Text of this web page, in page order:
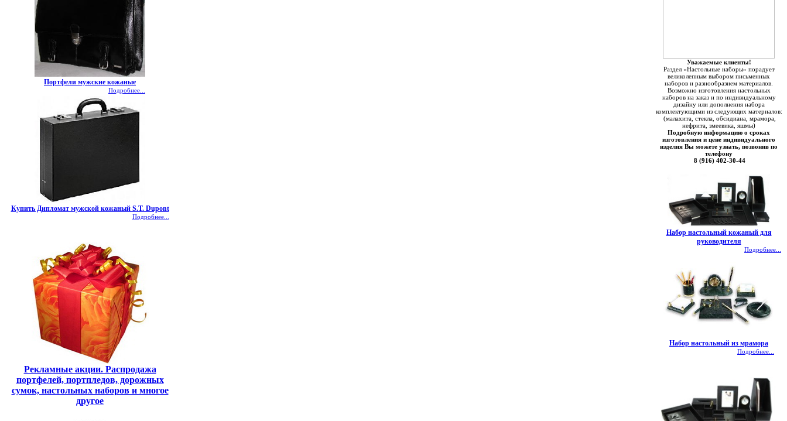
Портфели мужские кожаные
Подробнее...
Купить Дипломат мужской кожаный S.T. Dupont
Подробнее...
Рекламные акции. Распродажа
портфелей, портпледов, дорожных
сумок, настольных наборов и многое
другое
Уважаемые клиенты!
Раздел «Настольные наборы» порадует
великолепным выбором письменных
наборов и разнообразием материалов.
Возможно изготовления настольных
наборов на заказ и по индивидуальному
дизайну или дополнения набора
комплектующими из следующих материалов:
(малахита, стекла, обсидиана, мрамора,
нефрита, змеевика, яшмы)
Подробную информацию о сроках
изготовления и цене индивидуального
изделия Вы можете узнать, позвонив по
телефону
8 (916) 402-30-44
Набор настольный кожаный для
руководителя
Подробнее...
Набор настольный из мрамора
Подробнее...